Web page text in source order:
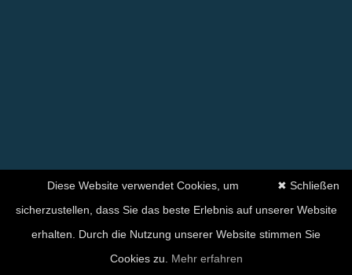
✖ Schließen
Diese Website verwendet Cookies, um
sicherzustellen, dass Sie das beste Erlebnis auf unserer Website
erhalten. Durch die Nutzung unserer Website stimmen Sie
Cookies zu. Mehr erfahren